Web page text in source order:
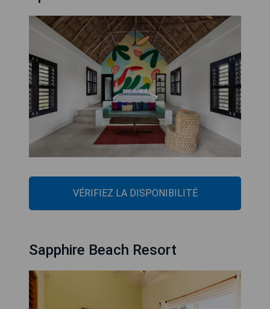
VÉRIFIEZ LA DISPONIBILITÉ
Sapphire Beach Resort